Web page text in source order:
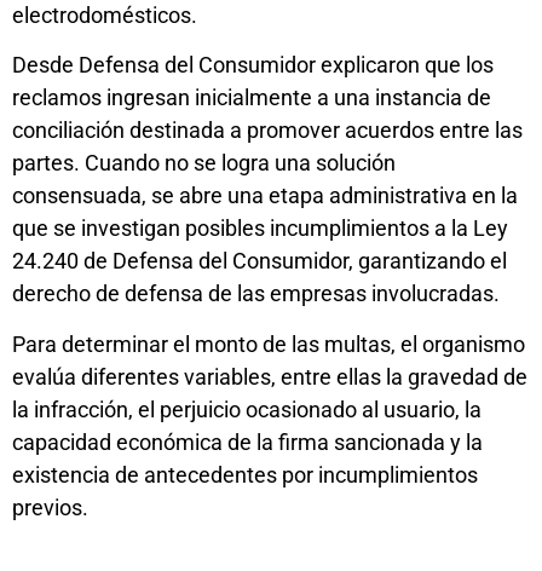
electrodomésticos.
Desde Defensa del Consumidor explicaron que los
reclamos ingresan inicialmente a una instancia de
conciliación destinada a promover acuerdos entre las
partes. Cuando no se logra una solución
consensuada, se abre una etapa administrativa en la
que se investigan posibles incumplimientos a la Ley
24.240 de Defensa del Consumidor, garantizando el
derecho de defensa de las empresas involucradas.
Para determinar el monto de las multas, el organismo
evalúa diferentes variables, entre ellas la gravedad de
la infracción, el perjuicio ocasionado al usuario, la
capacidad económica de la firma sancionada y la
existencia de antecedentes por incumplimientos
previos.